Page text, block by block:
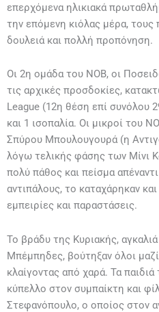
επερχόμενα ηλικιακά
την επόμενη κιόλας μέρα, τους
δουλειά και πολλή προπόνηση.
Οι 2η ομάδα του ΝΟΒ, οι
τις αρχικές προσδοκίες,
League (12η θέση επί συνόλου
και 1 ισοπαλία. Οι μικροί του
Σπύρου Μπουλουγουρά (η
λόγω τελικής φάσης των Μίνι
πολύ πάθος και πείσμα
αντιπάλους, το καταχάρηκαν
εμπειρίες και παραστάσεις.
Το βράδυ της Κυριακής,
Μπέμπηδες, βούτηξαν όλοι
κλαίγοντας από χαρά. Τα
κύπελλο στον συμπαίκτη και
Στεφανόπουλο, ο οποίος στον